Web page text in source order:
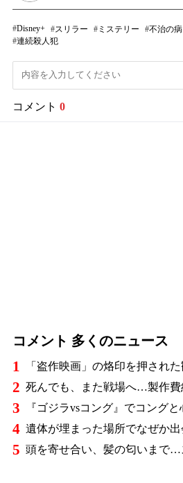
Disney+ スリラー ミステリー 不治の病
連続殺人犯
コメント 0
コメント 多くのニュース
1
2
3
4
5